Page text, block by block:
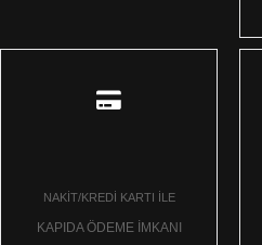
NAKİT/KREDİ KARTI İLE
KAPIDA ÖDEME İMKANI